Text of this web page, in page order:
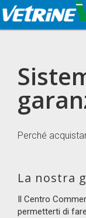
Perché
La nostra
Il Centro
permetterti di